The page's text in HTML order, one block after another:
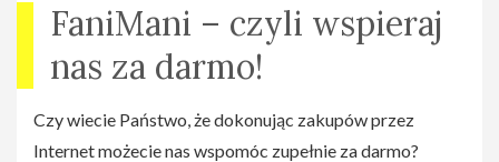
FaniMani – czyli wspieraj
nas za darmo!
Czy wiecie Państwo, że dokonując zakupów przez
Internet możecie nas wspomóc zupełnie za darmo?